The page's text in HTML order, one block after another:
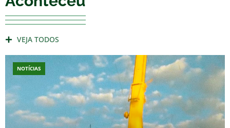
VEJA TODOS
NOTÍCIAS